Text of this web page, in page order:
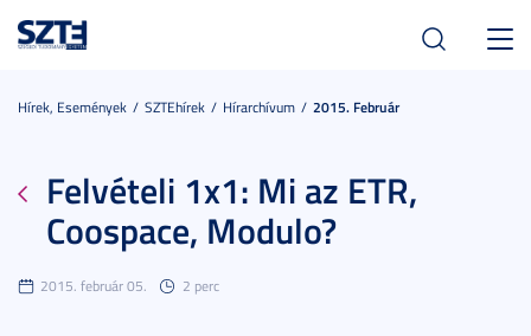
Hírek, Események SZTEhírek Hírarchívum 2015. Február
Felvételi 1x1: Mi az ETR,
Coospace, Modulo?
2015. február 05. 2 perc